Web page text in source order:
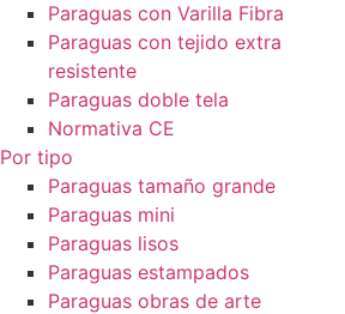
Paraguas con Varilla Fibra
Paraguas con tejido extra
resistente
Paraguas doble tela
Normativa CE
Por tipo
Paraguas tamaño grande
Paraguas mini
Paraguas lisos
Paraguas estampados
Paraguas obras de arte